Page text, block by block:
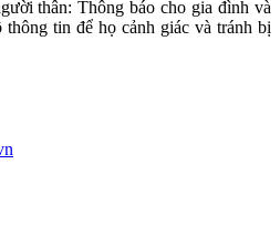
thân: Thông báo cho gia đình và
tin để họ cảnh giác và tránh bị